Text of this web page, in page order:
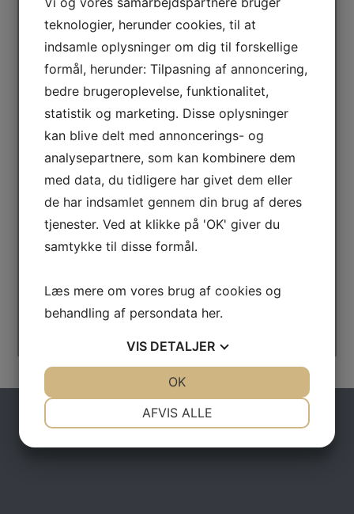
udfyld kontaktformularen nedenfor og vi vender
tilbage hurtigst muligt.
SEND BESKED
teknologier, herunder cookies, til at
indsamle oplysninger om dig til forskellige
formål, herunder: Tilpasning af annoncering,
bedre brugeroplevelse, funktionalitet,
statistik og marketing. Disse oplysninger
kan blive delt med annoncerings- og
analysepartnere, som kan kombinere dem
med data, du tidligere har givet dem eller
de har indsamlet gennem din brug af deres
tjenester. Ved at klikke på 'OK' giver du
samtykke til disse formål.
Læs mere om vores brug af cookies og
behandling af persondata her.
VIS DETALJER
AFVIS ALLE
OK